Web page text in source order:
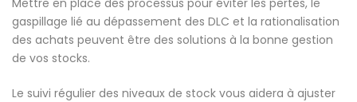
Mettre en place des processus pour éviter les pertes, le
gaspillage lié au dépassement des DLC et la rationalisation
des achats peuvent être des solutions à la bonne gestion
de vos stocks.
Le suivi régulier des niveaux de stock vous aidera à ajuster